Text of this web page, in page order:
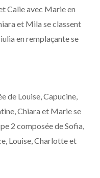
Calie avec Marie en
et Mila se classent
en remplaçante se
de Louise, Capucine,
Chiara et Marie se
2 composée de Sofia,
Louise, Charlotte et